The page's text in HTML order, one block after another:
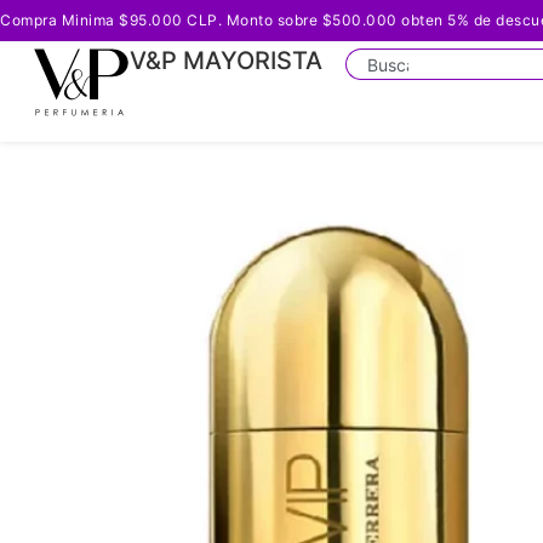
Compra Minima $95.000 CLP. Monto sobre $500.000 obten 5% de
V&P MAYORISTA